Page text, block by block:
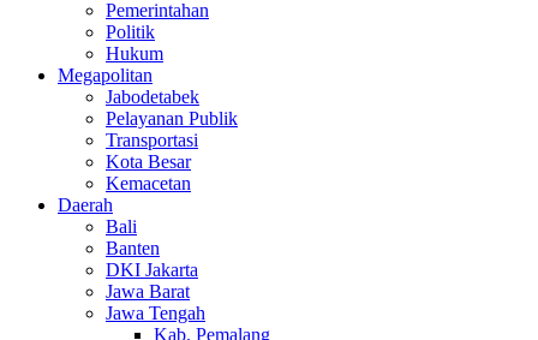
Pemerintahan
Politik
Hukum
Megapolitan
Jabodetabek
Pelayanan Publik
Transportasi
Kota Besar
Kemacetan
Daerah
Bali
Banten
DKI Jakarta
Jawa Barat
Jawa Tengah
Kab. Pemalang